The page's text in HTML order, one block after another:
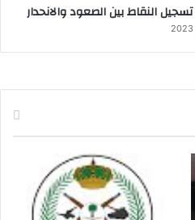
تسجيل النقاط بين الصعود والانحدار